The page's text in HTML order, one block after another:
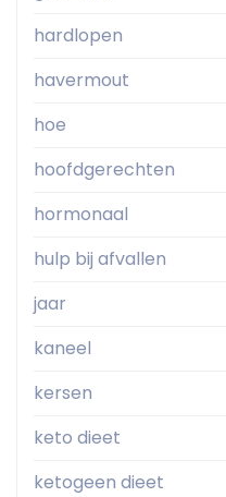
hardlopen
havermout
hoe
hoofdgerechten
hormonaal
hulp bij afvallen
jaar
kaneel
kersen
keto dieet
ketogeen dieet